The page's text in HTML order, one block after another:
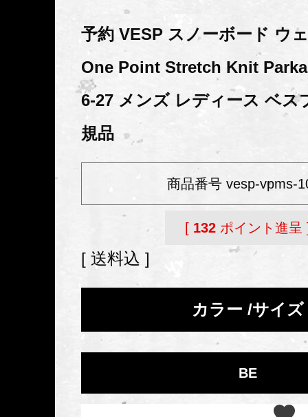
予約 VESP スノーボード ウ
One Point Stretch Knit Parka
6-27 メンズ レディース ベス
規品
商品番号 vesp-vpms-
[ 132 ポイント進呈
送料込
カラー サイズ
BE